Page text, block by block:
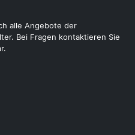
alle Angebote der
Bei Fragen kontaktieren Sie